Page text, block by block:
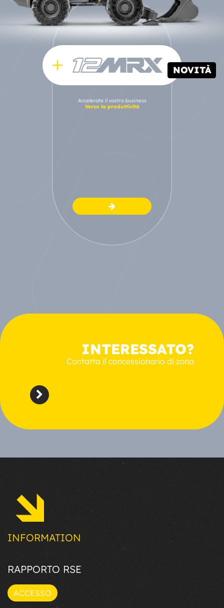
NOVITÀ
Accelerate il vostro business
Verso la produttività
INTERESSATO?
Contatta il concessionario di zona
INFORMATION
RAPPORTO RSE
ACCESSO